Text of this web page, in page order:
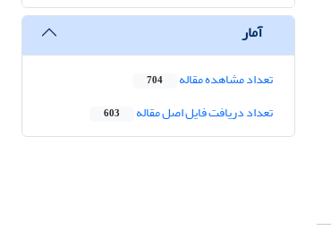
آمار
تعداد مشاهده مقاله 704
تعداد دریافت فایل اصل مقاله 603